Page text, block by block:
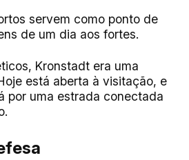
servem como ponto de
de um dia aos fortes.
Kronstadt era uma
está aberta à visitação, e
por uma estrada conectada